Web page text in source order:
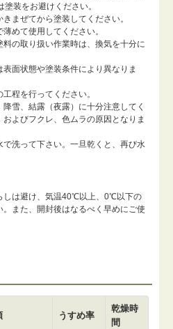
装をお避けください。
まぜてから塗装してください。
めて使用してください。
の取り扱い作業時は、換気を十分に
面状態や塗装条件により異なりま
程を行ってください。
雪、結露（夜露）に十分注意してく
よびフクレ、色ムラの原因となりま
洗って下さい。一旦乾くと、再び水
しは避け、気温40℃以上、0℃以下の
また、開封後はなるべく早めにご使
うすめ率
乾燥時
間